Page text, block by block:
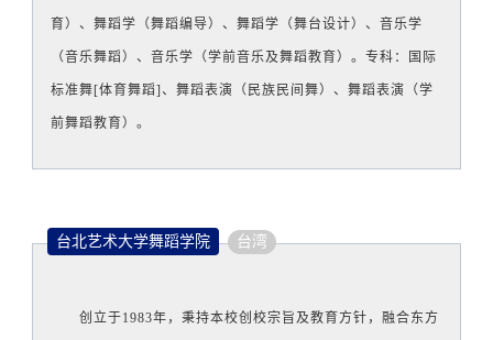
育）、舞蹈学（舞蹈编导）、舞蹈学（舞台设计）、音乐学
（音乐舞蹈）、音乐学（学前音乐及舞蹈教育）。专科：国际
标准舞[体育舞蹈]、舞蹈表演（民族民间舞）、舞蹈表演（学
前舞蹈教育）。
台北艺术大学舞蹈学院 台湾
创立于1983年，秉持本校创校宗旨及教育方针，融合东方